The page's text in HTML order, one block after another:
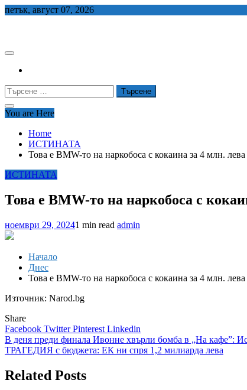
Skip
петък, август 07, 2026
Търсене
за:
You are Here
Home
ИСТИНАТА
Това е BMW-то на наркобоса с кокаина за 4 млн.
ИСТИНАТА
Това е BMW-то на наркобоса с
ноември 29, 20241 min read admin
Начало
Днес
Това е BMW-то на наркобоса с кокаина за 4 млн.
Източник: Narod.bg
Share
Facebook TwitterPinterest Linkedin
Навигация
В деня преди финала Ивонне хвърли бомба в „На кафе”:
ТРАГЕДИЯ с бюджета: ЕК ни спря 1,2 милиарда лева
Related Posts